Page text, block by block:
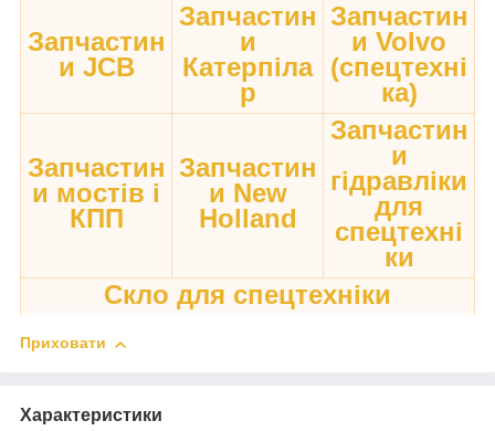
Запчастин
и JCB
Запчастин
и
Катерпіла
р
Запчастин
и Volvo
(спецтехні
ка)
Запчастин
и мостів і
КПП
Запчастин
и New
Holland
Запчастин
и
гідравліки
для
спецтехні
ки
Скло для спецтехніки
Приховати
Характеристики